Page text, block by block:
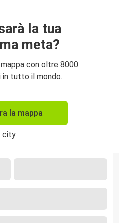
la tua
meta?
con oltre 8000
in tutto il mondo.
la mappa